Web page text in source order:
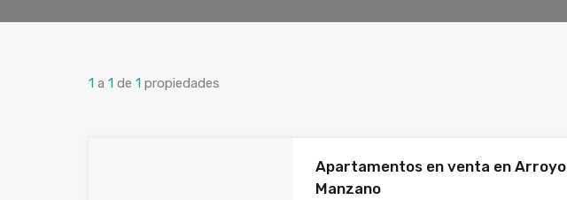
1 a 1 de 1 propiedades
Apartamentos en venta en Arroyo
Manzano